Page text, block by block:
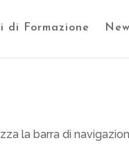
di Formazione
la barra di